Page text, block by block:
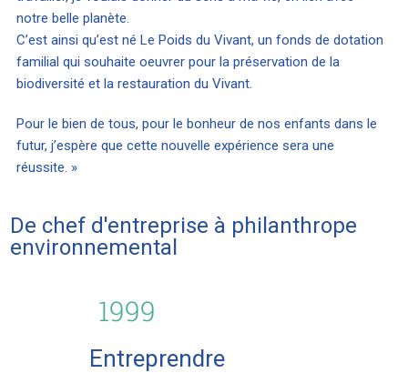
notre belle planète.
C’est ainsi qu’est né Le Poids du Vivant, un fonds de dotation
familial qui souhaite oeuvrer pour la préservation de la
biodiversité et la restauration du Vivant.
Pour le bien de tous, pour le bonheur de nos enfants dans le
futur, j’espère que cette nouvelle expérience sera une
réussite. »
De chef d'entreprise à philanthrope
environnemental
1999
Entreprendre